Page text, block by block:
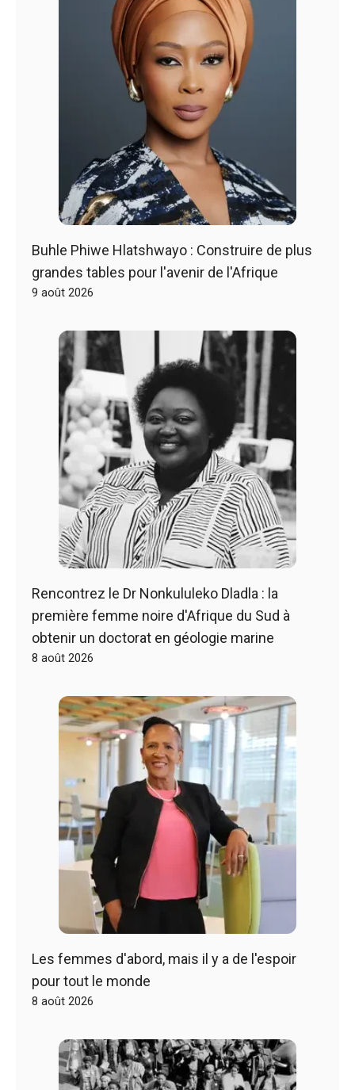
Buhle Phiwe Hlatshwayo : Construire de plus
grandes tables pour l'avenir de l'Afrique
9 août 2026
Rencontrez le Dr Nonkululeko Dladla : la
première femme noire d'Afrique du Sud à
obtenir un doctorat en géologie marine
8 août 2026
Les femmes d'abord, mais il y a de l'espoir
pour tout le monde
8 août 2026